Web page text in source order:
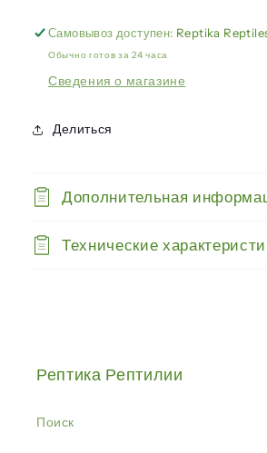
50г
50г
Самовывоз доступен: Reptika
Обычно готов за 24 часа
Сведения о магазине
Делиться
Дополнительная
Технические
Рептика Рептилии
Поиск